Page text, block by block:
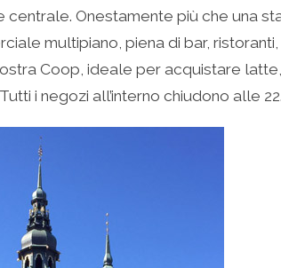
centrale. Onestamente più che una
multipiano, piena di bar,
Coop, ideale per acquistare
i negozi all’interno chiudono alle